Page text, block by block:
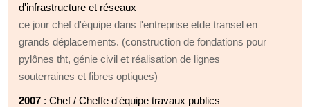
d'infrastructure et réseaux
ce jour chef d'équipe dans l'entreprise etde transel en
grands déplacements. (construction de fondations pour
pylônes tht, génie civil et réalisation de lignes
souterraines et fibres optiques)
2007 : Chef / Cheffe d'équipe travaux publics